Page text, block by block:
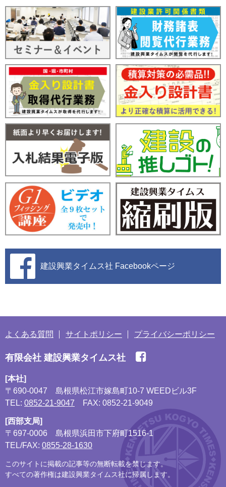
建設興業タイムス社 Facebookページ
よくある質問 サイトポリシー プライバシーポリシー
有限会社 建設興業タイムス社
[本社]
〒690-0047
島根県松江市嫁島町10-7 WEEDビル3F
TEL: 0852-21-9047 FAX: 0852-21-9049
[西部支局]
〒697-0006
島根県浜田市下府町1516-1
TEL/FAX: 0855-28-1630
このサイトに掲載の記事等の無断転載を禁じます。
すべての著作権は建設興業タイムス社に帰属します。